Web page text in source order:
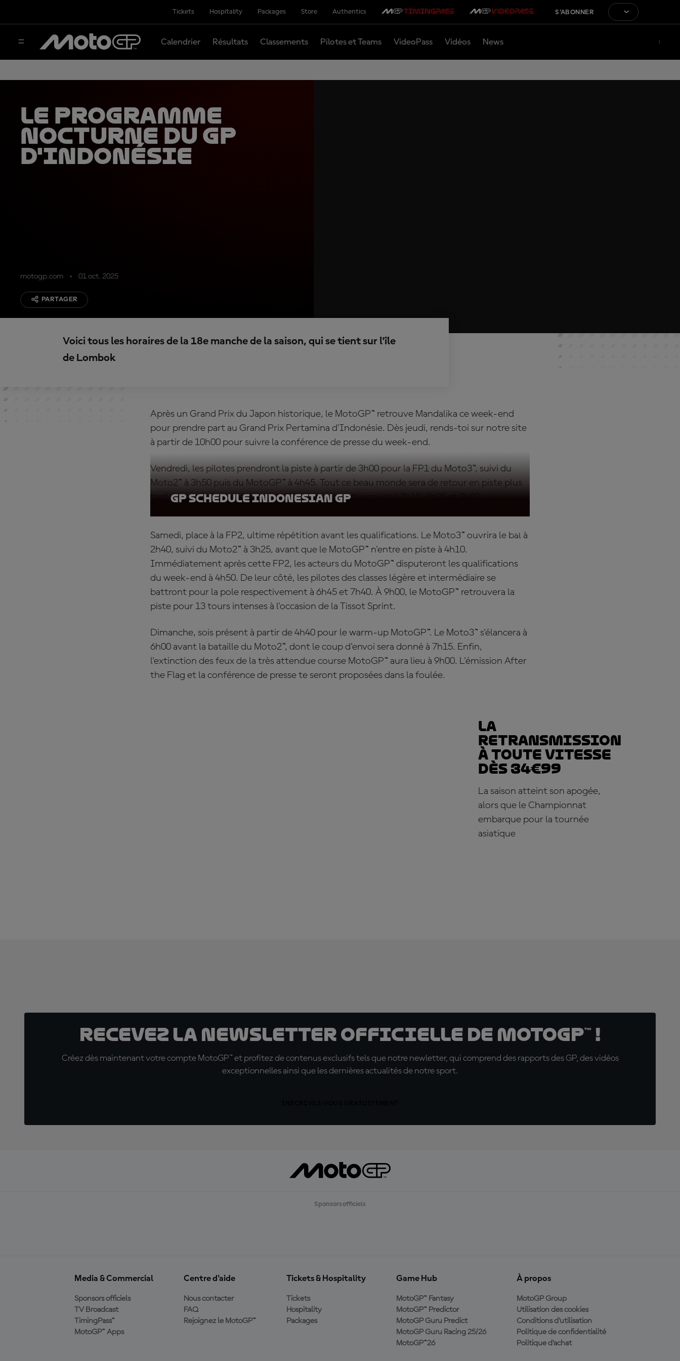
Tickets Hospitality Packages Store Authentics S'ABONNER
Calendrier Résultats Classements Pilotes et Teams VideoPass Vidéos News
Le programme
nocturne du GP
d'Indonésie
motogp.com 01 oct. 2025
PARTAGER
Voici tous les horaires de la 18e manche de la saison, qui se tient sur l'île
de Lombok
Après un Grand Prix du Japon historique, le MotoGP™ retrouve Mandalika ce week-end
pour prendre part au Grand Prix Pertamina d'Indonésie. Dès jeudi, rends-toi sur notre site
à partir de 10h00 pour suivre la conférence de presse du week-end.
Vendredi, les pilotes prendront la piste à partir de 3h00 pour la FP1 du Moto3™, suivi du
Moto2™ à 3h50 puis du MotoGP™ à 4h45. Tout ce beau monde sera de retour en piste plus
tard dans le même ordre pour la Practice, respectivement à 7h15, 8h05 et 9h00.
GP Schedule Indonesian GP
Samedi, place à la FP2, ultime répétition avant les qualifications. Le Moto3™ ouvrira le bal à
2h40, suivi du Moto2™ à 3h25, avant que le MotoGP™ n'entre en piste à 4h10.
Immédiatement après cette FP2, les acteurs du MotoGP™ disputeront les qualifications
du week-end à 4h50. De leur côté, les pilotes des classes légère et intermédiaire se
battront pour la pole respectivement à 6h45 et 7h40. À 9h00, le MotoGP™ retrouvera la
piste pour 13 tours intenses à l'occasion de la Tissot Sprint.
Dimanche, sois présent à partir de 4h40 pour le warm-up MotoGP™. Le Moto3™ s'élancera à
6h00 avant la bataille du Moto2™, dont le coup d'envoi sera donné à 7h15. Enfin,
l'extinction des feux de la très attendue course MotoGP™ aura lieu à 9h00. L'émission After
the Flag et la conférence de presse te seront proposées dans la foulée.
La
retransmission
à toute vitesse
dès 34€99
La saison atteint son apogée,
alors que le Championnat
embarque pour la tournée
asiatique
Recevez la Newsletter officielle de MotoGP™ !
Créez dès maintenant votre compte MotoGP™ et profitez de contenus exclusifs tels que notre newletter, qui comprend des rapports des GP, des vidéos
exceptionnelles ainsi que les dernières actualités de notre sport.
Sponsors officiels
Media & Commercial
Sponsors officiels
TV Broadcast
TimingPass™
MotoGP™ Apps
Centre d'aide
Nous contacter
FAQ
Rejoignez le MotoGP™
Tickets & Hospitality
Tickets
Hospitality
Packages
Game Hub
MotoGP™ Fantasy
MotoGP™ Predictor
MotoGP Guru Predict
MotoGP Guru Racing 25/26
MotoGP™26
À propos
MotoGP Group
Utilisation des cookies
Conditions d'utilisation
Politique de confidentialité
Politique d’achat